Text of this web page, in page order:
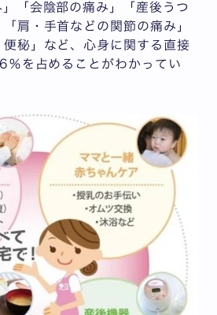
「会陰部の痛み」「産後うつ
「肩・手首などの関節の痛み」
便秘」など、心身に関する直接
％を占めることがわかってい